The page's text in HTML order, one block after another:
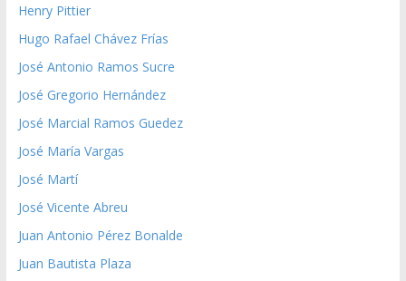
Henry Pittier
Hugo Rafael Chávez Frías
José Antonio Ramos Sucre
José Gregorio Hernández
José Marcial Ramos Guedez
José María Vargas
José Martí
José Vicente Abreu
Juan Antonio Pérez Bonalde
Juan Bautista Plaza